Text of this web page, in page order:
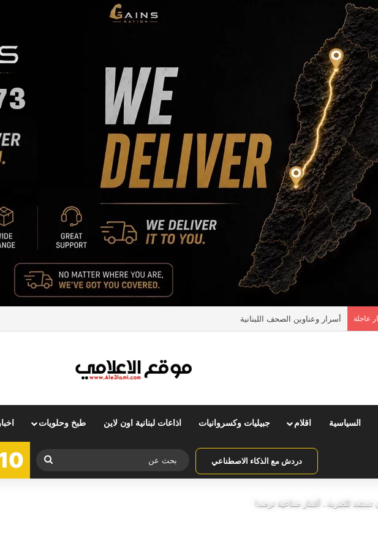
عاجلة أسرار وعناوين الصحف اللبنانية
السياسية اقلام جبيليات وكسروانيات اذاعات لبنانية اون لاين طبخ وحلويات
دردش مع الذكاء الاصطناعي
بحث
عن
تستعد للضربة.. أقمار صناعية ترصد!